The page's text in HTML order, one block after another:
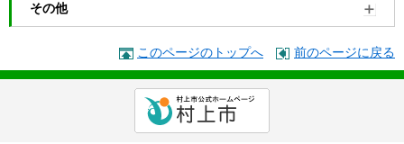
その他
このページのトップへ 前のページに戻る